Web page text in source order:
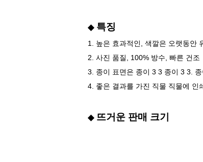
◆특징
1. 높은 효과적인, 색깔은 오랫동안
2. 사진 품질, 100% 방수, 빠른 건조
3. 종이 표면은 종이 3 3 종이 3 3.
4. 좋은 결과를 가진 직물 직물에 인
◆뜨거운 판매 크기